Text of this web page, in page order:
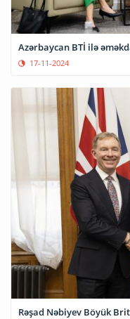
Azərbaycan BTİ ilə
17-11-2024
Rəşad Nəbiyev Böyük